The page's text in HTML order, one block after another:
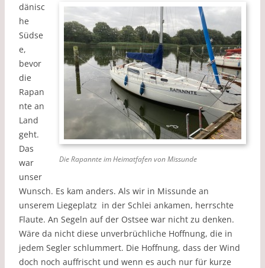
Die Rapannte im Heimatfafen von Missunde
dänisc
he
Südse
e,
bevor
die
Rapan
nte an
Land
geht.
Das
war
unser
Wunsch. Es kam anders. Als wir in Missunde an
unserem Liegeplatz in der Schlei ankamen, herrschte
Flaute. An Segeln auf der Ostsee war nicht zu denken.
Wäre da nicht diese unverbrüchliche Hoffnung, die in
jedem Segler schlummert. Die Hoffnung, dass der Wind
doch noch auffrischt und wenn es auch nur für kurze